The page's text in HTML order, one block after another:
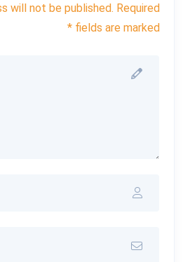
will not be published. Required
fields are marked *